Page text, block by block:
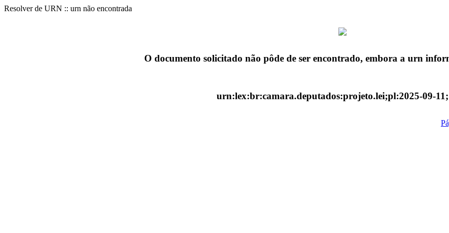
Resolver de URN :: urn não encontrada
O documento solicitado não pôde de ser encontrado, embora a urn
urn:lex:br:camara.deputados:projeto.lei;pl:2025-09-